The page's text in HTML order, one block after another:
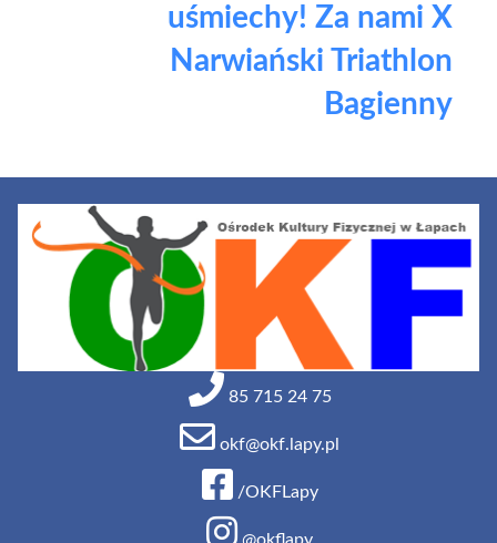
uśmiechy! Za nami X
Narwiański Triathlon
Bagienny
85 715 24 75
okf@okf.lapy.pl
/OKFLapy